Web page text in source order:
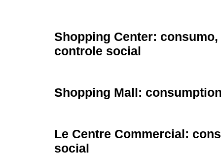
Shopping Center:
controle social
Shopping Mall:
Le Centre Commercial:
social